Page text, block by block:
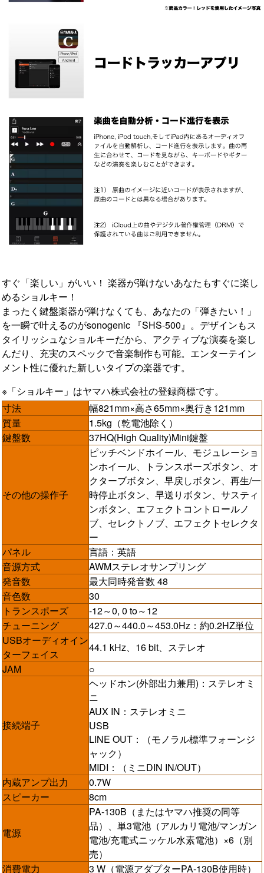
すぐ「楽しい」がいい！ 楽器が弾けないあなたもすぐに楽し
めるショルキー！
まったく鍵盤楽器が弾けなくても、あなたの「弾きたい！」
を一瞬で叶えるのがsonogenic 『SHS-500』。デザインもス
タイリッシュなショルキーだから、アクティブな演奏を楽し
んだり、充実のスペックで音楽制作も可能。エンターテイン
メント性に優れた新しいタイプの楽器です。
※「ショルキー」はヤマハ株式会社の登録商標です。
寸法
幅821mm×高さ65mm×奥行き121mm
質量
1.5kg（乾電池除く）
鍵盤数
37HQ(High Quality)Mini鍵盤
その他の操作子
ピッチベンドホイール、モジュレーショ
ンホイール、トランスポーズボタン、オ
クターブボタン、早戻しボタン、再生/一
時停止ボタン、早送りボタン、サスティ
ンボタン、エフェクトコントロールノ
ブ、セレクトノブ、エフェクトセレクタ
ー
パネル
言語：英語
音源方式
AWMステレオサンプリング
発音数
最大同時発音数 48
音色数
30
トランスポーズ
-12～0, 0 to～12
チューニング
427.0～440.0～453.0Hz：約0.2HZ単位
USBオーディオイン
ターフェイス
44.1 kHz、16 bit、ステレオ
JAM
○
接続端子
ヘッドホン(外部出力兼用)：ステレオミ
ニ
AUX IN：ステレオミニ
USB
LINE OUT：（モノラル標準フォーンジ
ャック）
MIDI：（ミニDIN IN/OUT）
内蔵アンプ出力
0.7W
スピーカー
8cm
電源
PA-130B（またはヤマハ推奨の同等
品）、単3電池（アルカリ電池/マンガン
電池/充電式ニッケル水素電池）×6（別
売）
消費電力
3 W（電源アダプターPA-130B使用時）